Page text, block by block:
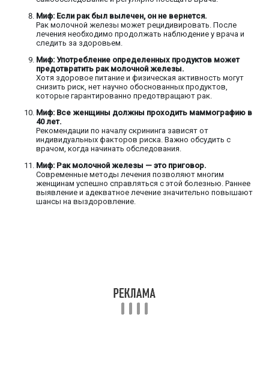
Миф: Если рак был вылечен, он не вернется.
Рак молочной железы может рецидивировать. После
лечения необходимо продолжать наблюдение у врача и
следить за здоровьем.
Миф: Употребление определенных продуктов может
предотвратить рак молочной железы.
Хотя здоровое питание и физическая активность могут
снизить риск, нет научно обоснованных продуктов,
которые гарантированно предотвращают рак.
Миф: Все женщины должны проходить маммографию в
40 лет.
Рекомендации по началу скрининга зависят от
индивидуальных факторов риска. Важно обсудить с
врачом, когда начинать обследования.
Миф: Рак молочной железы — это приговор.
Современные методы лечения позволяют многим
женщинам успешно справляться с этой болезнью. Раннее
выявление и адекватное лечение значительно повышают
шансы на выздоровление.